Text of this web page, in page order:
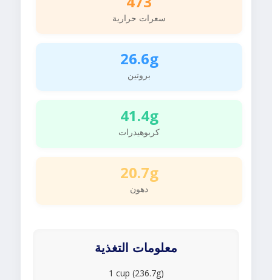
سعرات حرارية
26.6g
بروتين
41.4g
كربوهيدرات
20.7g
دهون
معلومات التغذية
1 cup (236.7g)